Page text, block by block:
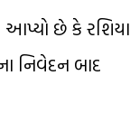
છે કે રશિયા
નિવેદન બાદ